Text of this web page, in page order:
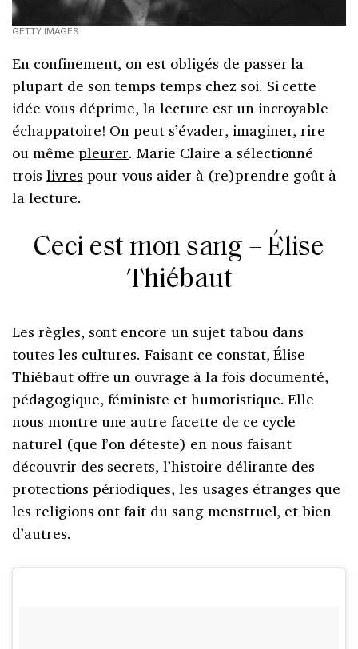
GETTY IMAGES
En confinement, on est obligés de passer la
plupart de son temps temps chez soi. Si cette
idée vous déprime, la lecture est un incroyable
échappatoire! On peut s’évader, imaginer,rire
ou même pleurer. Marie Claire a sélectionné
trois livres pour vous aider à (re)prendre goût à
la lecture.
Ceci est mon sang – Élise
Thiébaut
Les règles, sont encore un sujet tabou dans
toutes les cultures. Faisant ce constat, Élise
Thiébaut offre un ouvrage à la fois documenté,
pédagogique, féministe et humoristique. Elle
nous montre une autre facette de ce cycle
naturel (que l’on déteste) en nous faisant
découvrir des secrets, l’histoire délirante des
protections périodiques, les usages étranges que
les religions ont fait du sang menstruel, et bien
d’autres.